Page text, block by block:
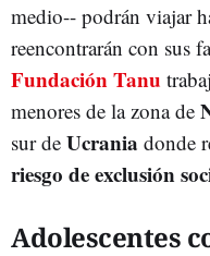
medio-- podrán viajar
reencontrarán con sus
Fundación Tanu
menores de la zona de
sur de Ucrania donde
riesgo de exclusión
Adolescentes